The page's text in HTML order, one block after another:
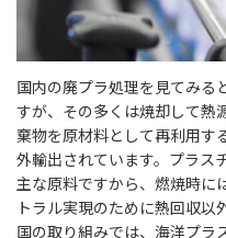
国内の廃プラ処理を見てみる
すが、その多くは焼却して熱
棄物を原材料として再利用す
外輸出されています。プラス
主な原料ですから、燃焼時に
トラル実現のために熱回収以
国の取り組みでは、海洋プラ